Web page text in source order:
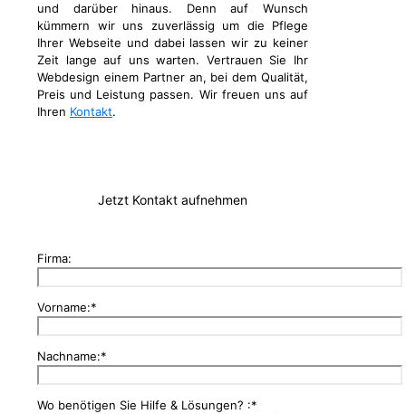
und darüber hinaus. Denn auf Wunsch
kümmern wir uns zuverlässig um die Pflege
Ihrer Webseite und dabei lassen wir zu keiner
Zeit lange auf uns warten. Vertrauen Sie Ihr
Webdesign einem Partner an, bei dem Qualität,
Preis und Leistung passen. Wir freuen uns auf
Ihren Kontakt.
Jetzt Kontakt aufnehmen
Firma:
Vorname:*
Nachname:*
Wo benötigen Sie Hilfe & Lösungen? :*